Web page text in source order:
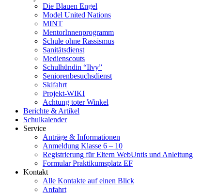
Die Blauen Engel
Model United Nations
MINT
MentorInnenprogramm
Schule ohne Rassismus
Sanitätsdienst
Medienscouts
Schulhündin “Ilvy”
Seniorenbesuchsdienst
Skifahrt
Projekt-WIKI
Achtung toter Winkel
Berichte & Artikel
Schulkalender
Service
Anträge & Informationen
Anmeldung Klasse 6 – 10
Registrierung für Eltern WebUntis und Anleitung
Formular Praktikumsplatz EF
Kontakt
Alle Kontakte auf einen Blick
Anfahrt